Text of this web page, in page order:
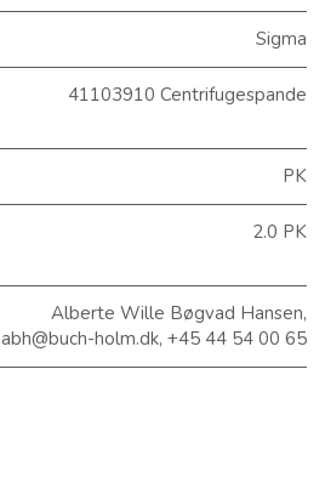
Sigma
41103910 Centrifugespande
PK
2.0 PK
Alberte Wille Bøgvad Hansen,
abh@buch-holm.dk, +45 44 54 00 65